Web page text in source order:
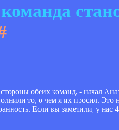
обеих команд, - начал
то, о чем я их просил. Это
Если вы заметили, у нас